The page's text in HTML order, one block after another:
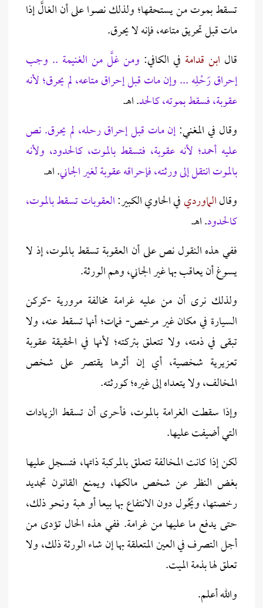
تسقط بموت من يستحقها؛ ولذلك نصوا على أن الغالَّ إذا
مات قبل تحريق متاعه، فإنه لا يحرق.
قال ابن قدامة في الكافي: ومن غلَّ من الغنيمة .. وجب
إحراق رَحْلِه ... وإن مات قبل إحراق متاعه، لم يحرق؛ لأنه
عقوبة، فسقط بموته، كالحد. اهـ.
وقال في المغني:إن مات قبل إحراق رحله، لم يحرق. نص
عليه أحمد؛ لأنه عقوبة، فتسقط بالموت، كالحدود، ولأنه
بالموت انتقل إلى ورثته، فإحراقه عقوبة لغير الجاني. اهـ.
وقالالماورديفي الحاوي الكبير:العقوبات تسقط بالموت،
كالحدود. اهـ.
ففي هذه النقول نص على أن العقوبة تسقط بالموت، إذ لا
يسوغ أن يعاقب بها غير الجاني، وهم الورثة.
ولذلك نرى أن من عليه غرامة مخالفة مرورية -كركن
السيارة في مكان غير مرخص- فمات؛ أنها تسقط عنه، ولا
تبقى في ذمته، ولا تتعلق بتركته؛ لأنها في الحقيقة عقوبة
تعزيرية شخصية، أي إن أثرها يقتصر على شخص
المخالف، ولا يتعداه إلى غيره؛ كورثته.
وإذا سقطت الغرامة بالموت، فأحرى أن تسقط الزيادات
التي أضيفت عليها.
لكن إذا كانت المخالفة تتعلق بالمركبة ذاتها، فتسجل عليها
بغض النظر عن شخص مالكها، ويمنع القانون تجديد
رخصتها، ويَحُول دون الانتفاع بها بيعا أو هبة ونحو ذلك،
حتى يدفع ما عليها من غرامة. ففي هذه الحال تؤدى من
أجل التصرف في العين المتعلقة بها إن شاء الورثة ذلك، ولا
تعلق لها بذمة الميت.
والله أعلم.